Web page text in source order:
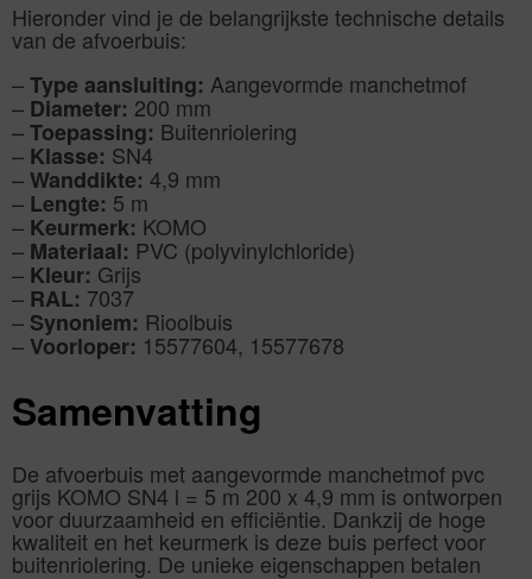
Hieronder vind je de belangrijkste technische details
van de afvoerbuis:
–Type aansluiting: Aangevormde manchetmof
– Diameter: 200 mm
–Toepassing: Buitenriolering
– Klasse: SN4
–Wanddikte: 4,9 mm
– Lengte: 5 m
– Keurmerk: KOMO
– Materiaal: PVC (polyvinylchloride)
– Kleur: Grijs
– RAL: 7037
– Synoniem: Rioolbuis
– Voorloper: 15577604, 15577678
Samenvatting
De afvoerbuis met aangevormde manchetmof pvc
grijs KOMO SN4 l = 5 m 200 x 4,9 mm is ontworpen
voor duurzaamheid en efficiëntie. Dankzij de hoge
kwaliteit en het keurmerk is deze buis perfect voor
buitenriolering. De unieke eigenschappen betalen